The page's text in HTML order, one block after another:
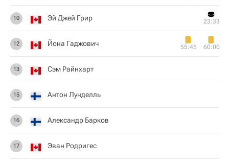
10 Эй Джей Грир 23:33
12 Йона Гаджович 55:45 60:00
13 Сэм Райнхарт
15 Антон Лунделль
16 Александр Барков
17 Эван Родригес